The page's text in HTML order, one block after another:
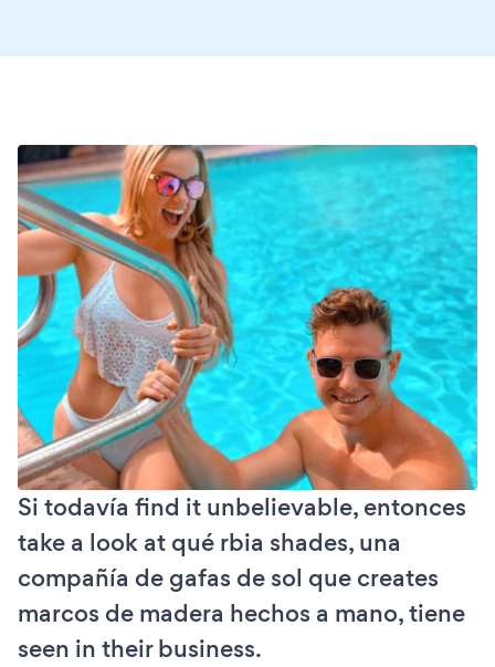
Si todavía find it unbelievable, entonces
take a look at qué rbia shades, una
compañía de gafas de sol que creates
marcos de madera hechos a mano, tiene
seen in their business.